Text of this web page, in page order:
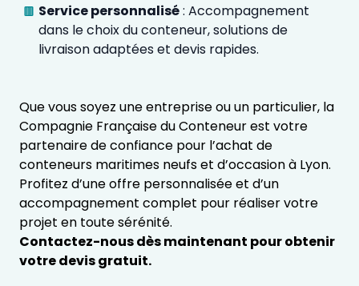
Service personnalisé: Accompagnement
dans le choix du conteneur, solutions de
livraison adaptées et devis rapides.
Que vous soyez une entreprise ou un particulier, la
Compagnie Française du Conteneur est votre
partenaire de confiance pour l’achat de
conteneurs maritimes neufs et d’occasion à Lyon.
Profitez d’une offre personnalisée et d’un
accompagnement complet pour réaliser votre
projet en toute sérénité.
Contactez-nous dès maintenant pour obtenir
votre devis gratuit.